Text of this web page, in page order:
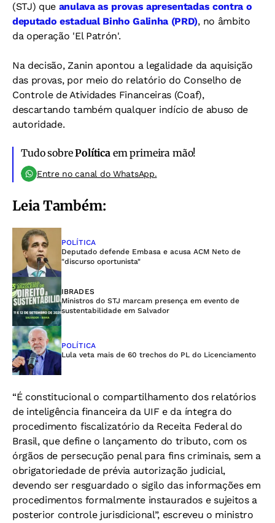
(STJ) que anulava as provas apresentadas contra o
deputado estadual Binho Galinha (PRD), no âmbito
da operação 'El Patrón'.
Na decisão, Zanin apontou a legalidade da aquisição
das provas, por meio do relatório do Conselho de
Controle de Atividades Financeiras (Coaf),
descartando também qualquer indício de abuso de
autoridade.
Tudo sobrePolíticaem primeira mão!
Entre no canal do WhatsApp.
Leia Também:
POLÍTICA
Deputado defende Embasa e acusa ACM Neto de
"discurso oportunista"
IBRADES
Ministros do STJ marcam presença em evento de
sustentabilidade em Salvador
POLÍTICA
Lula veta mais de 60 trechos do PL do Licenciamento
“É constitucional o compartilhamento dos relatórios
de inteligência financeira da UIF e da íntegra do
procedimento fiscalizatório da Receita Federal do
Brasil, que define o lançamento do tributo, com os
órgãos de persecução penal para fins criminais, sem a
obrigatoriedade de prévia autorização judicial,
devendo ser resguardado o sigilo das informações em
procedimentos formalmente instaurados e sujeitos a
posterior controle jurisdicional”, escreveu o ministro